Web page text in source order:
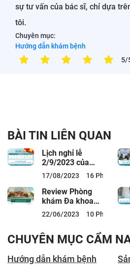
sự tư vấn của bác sĩ, chỉ dựa
tôi.
Chuyên mục:
Hướng dẫn khám bệnh
5/
BÀI TIN LIÊN QUAN
Lịch nghỉ lễ
2/9/2023 của
các bệnh viện,
phòng khám tại
Hà...
17/08/2023 16 Phút đọc
Review Phòng
khám Đa khoa
MSC Clinic: Bảng
giá, Dịch vụ,...
22/06/2023 10 Phút đọc
CHUYÊN MỤC CẨM
Hướng dẫn khám bệnh